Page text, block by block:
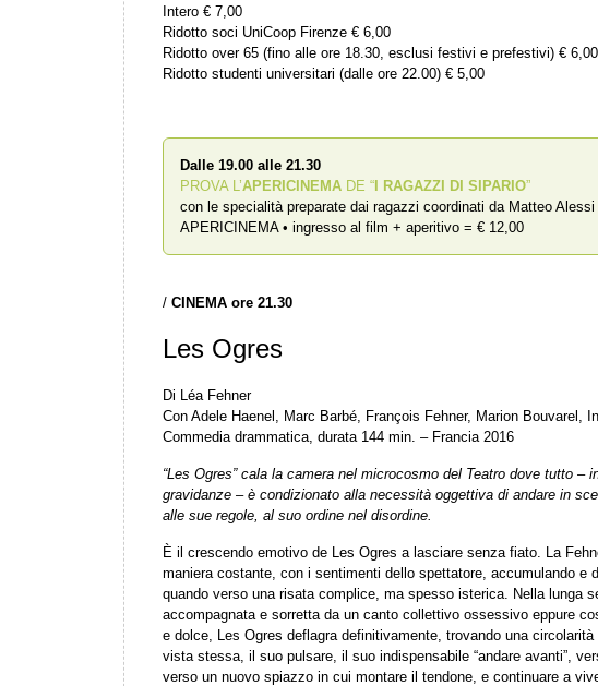
Intero € 7,00
Ridotto soci UniCoop Firenze € 6,00
Ridotto over 65 (fino alle ore 18.30, esclusi festivi e prefestivi) € 6,00
Ridotto studenti universitari (dalle ore 22.00) € 5,00
Dalle 19.00 alle 21.30
PROVA L’APERICINEMA DE “ I RAGAZZI DI SIPARIO”
con le specialità preparate dai ragazzi coordinati da Matteo Alessi
APERICINEMA • ingresso al film + aperitivo = € 12,00
/ CINEMA ore 21.30
Les Ogres
Di Léa Fehner
Con Adele Haenel, Marc Barbé, François Fehner, Marion Bouvarel,
Commedia drammatica, durata 144 min. – Francia 2016
“Les Ogres” cala la camera nel microcosmo del Teatro dove tutto –
gravidanze – è condizionato alla necessità oggettiva di andare in
alle sue regole, al suo ordine nel disordine.
È il crescendo emotivo de Les Ogres a lasciare senza fiato. La
maniera costante, con i sentimenti dello spettatore, accumulando e
quando verso una risata complice, ma spesso isterica. Nella lunga
accompagnata e sorretta da un canto collettivo ossessivo eppure
e dolce, Les Ogres deflagra definitivamente, trovando una circolarità
vista stessa, il suo pulsare, il suo indispensabile “andare avanti”,
verso un nuovo spiazzo in cui montare il tendone, e continuare a